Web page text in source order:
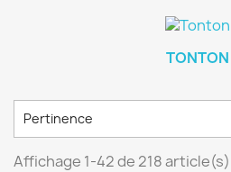
TONTON
Pertinence
Affichage 1-42 de 218 article(s)